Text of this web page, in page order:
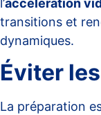
l’accélération
transitions et
dynamiques.
Éviter
La préparation